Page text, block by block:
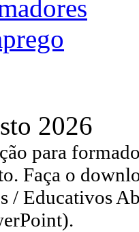
2026
para
Faça o
/ Educativos